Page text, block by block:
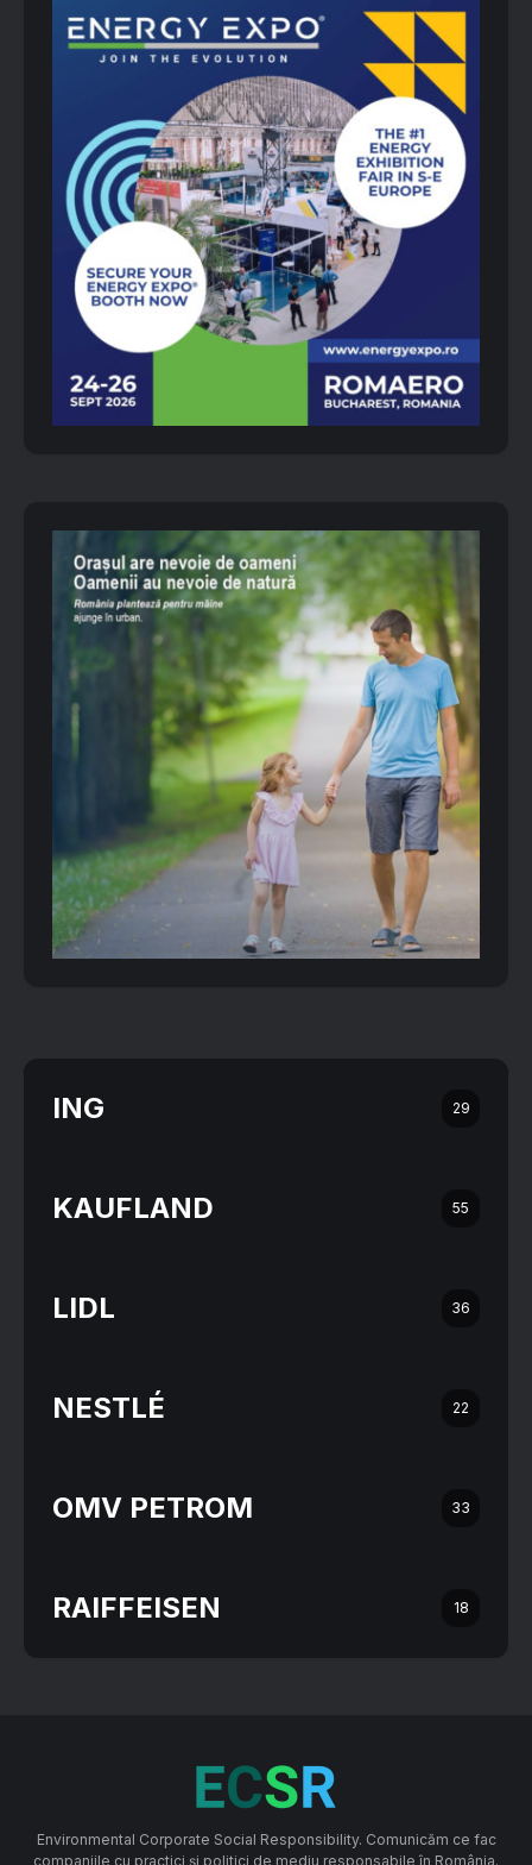
ING 29
KAUFLAND 55
LIDL 36
NESTLÉ 22
OMV PETROM 33
RAIFFEISEN 18
Environmental Corporate Social Responsibility. Comunicăm ce fac
companiile cu practici și politici de mediu responsabile în România.